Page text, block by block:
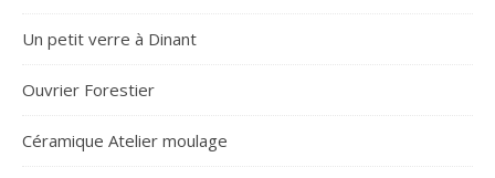
Un petit verre à Dinant
Ouvrier Forestier
Céramique Atelier moulage